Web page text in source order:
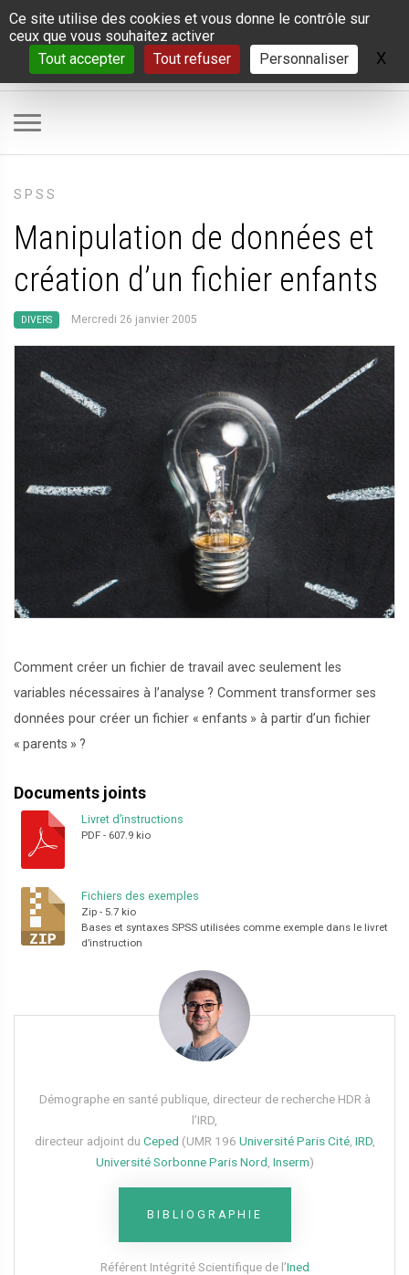
Panneau de gestion des cookies
Ce site utilise des cookies et vous donne le contrôle sur
ceux que vous souhaitez activer
Tout accepter
Tout refuser Personnaliser X
SPSS
Manipulation de données et
création d’un fichier enfants
DIVERS Mercredi 26 janvier 2005
Comment créer un fichier de travail avec seulement les
variables nécessaires à l’analyse ? Comment transformer ses
données pour créer un fichier « enfants » à partir d’un fichier
« parents » ?
Documents joints
Livret d’instructions
PDF - 607.9 kio
Fichiers des exemples
Zip - 5.7 kio
Bases et syntaxes SPSS utilisées comme exemple dans le livret
d’instruction
Démographe en santé publique, directeur de recherche HDR à
l’IRD,
directeur adjoint du Ceped (UMR 196 Université Paris Cité, IRD,
Université Sorbonne Paris Nord Inserm)
BIBLIOGRAPHIE
Référent Intégrité Scientifique de l’Ined